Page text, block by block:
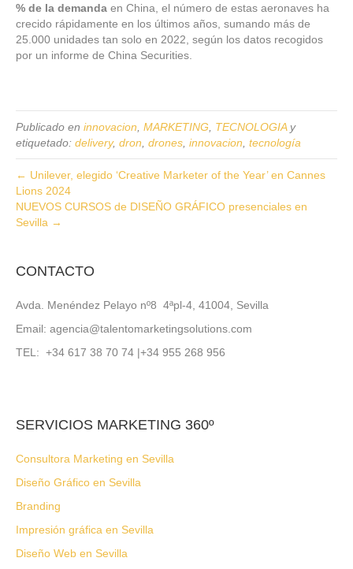
% de la demanda en China, el número de estas aeronaves ha
crecido rápidamente en los últimos años, sumando más de
25.000 unidades tan solo en 2022, según los datos recogidos
por un informe de China Securities.
Publicado en innovacion MARKETING TECNOLOGIAy
etiquetado: delivery, dron drones innovacion tecnología
← Unilever, elegido ‘Creative Marketer of the Year’ en Cannes
Lions 2024
NUEVOS CURSOS de DISEÑO GRÁFICO presenciales en
Sevilla →
CONTACTO
Avda. Menéndez Pelayo nº8 4ªpl-4, 41004, Sevilla
Email: agencia@talentomarketingsolutions.com
TEL: +34 617 38 70 74 |+34 955 268 956
SERVICIOS MARKETING 360º
Consultora Marketing en Sevilla
Diseño Gráfico en Sevilla
Branding
Impresión gráfica en Sevilla
Diseño Web en Sevilla